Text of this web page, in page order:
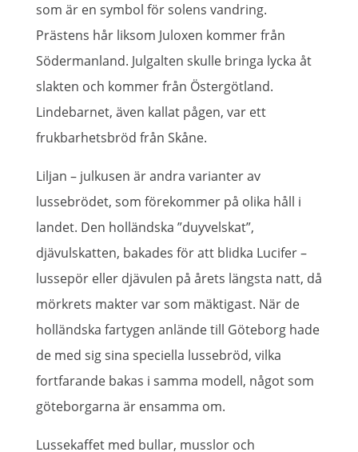
som är en symbol för solens vandring.
Prästens hår liksom Juloxen kommer från
Södermanland. Julgalten skulle bringa lycka åt
slakten och kommer från Östergötland.
Lindebarnet, även kallat pågen, var ett
frukbarhetsbröd från Skåne.
Liljan – julkusen är andra varianter av
lussebrödet, som förekommer på olika håll i
landet. Den holländska ”duyvelskat”,
djävulskatten, bakades för att blidka Lucifer –
lussepör eller djävulen på årets längsta natt, då
mörkrets makter var som mäktigast. När de
holländska fartygen anlände till Göteborg hade
de med sig sina speciella lussebröd, vilka
fortfarande bakas i samma modell, något som
göteborgarna är ensamma om.
Lussekaffet med bullar, musslor och